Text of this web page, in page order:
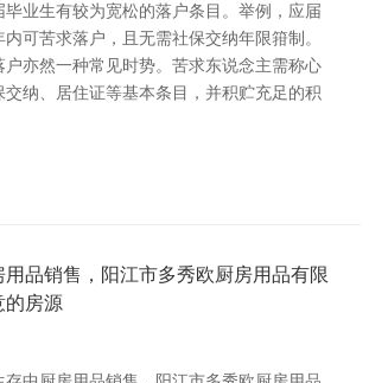
业生有较为宽松的落户条目。举例，应届
可苦求落户，且无需社保交纳年限箝制。
户亦然一种常见时势。苦求东说念主需称心
纳、居住证等基本条目，并积贮充足的积
用品销售，阳江市多秀欧厨房用品有限
的房源